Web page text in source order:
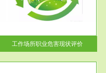
工作场所职业危害现状评价